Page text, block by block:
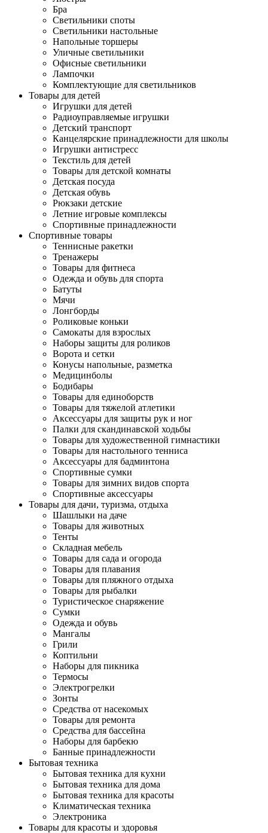
Бра
Светильники споты
Светильники настольные
Напольные торшеры
Уличные светильники
Офисные светильники
Лампочки
Комплектующие для светильников
Товары для детей
Игрушки для детей
Радиоуправляемые игрушки
Детский транспорт
Канцелярские принадлежности для школы
Игрушки антистресс
Текстиль для детей
Товары для детской комнаты
Детская посуда
Детская обувь
Рюкзаки детские
Летние игровые комплексы
Спортивные принадлежности
Спортивные товары
Теннисные ракетки
Тренажеры
Товары для фитнеса
Одежда и обувь для спорта
Батуты
Мячи
Лонгборды
Роликовые коньки
Самокаты для взрослых
Наборы защиты для роликов
Ворота и сетки
Конусы напольные, разметка
Медицинболы
Бодибары
Товары для единоборств
Товары для тяжелой атлетики
Аксессуары для защиты рук и ног
Палки для скандинавской ходьбы
Товары для художественной гимнастики
Товары для настольного тенниса
Аксессуары для бадминтона
Спортивные сумки
Товары для зимних видов спорта
Спортивные аксессуары
Товары для дачи, туризма, отдыха
Шашлыки на даче
Товары для животных
Тенты
Складная мебель
Товары для сада и огорода
Товары для плавания
Товары для пляжного отдыха
Товары для рыбалки
Туристическое снаряжение
Сумки
Одежда и обувь
Мангалы
Грили
Коптильни
Наборы для пикника
Термосы
Электрогрелки
Зонты
Средства от насекомых
Товары для ремонта
Средства для бассейна
Наборы для барбекю
Банные принадлежности
Бытовая техника
Бытовая техника для кухни
Бытовая техника для дома
Бытовая техника для красоты
Климатическая техника
Электроника
Товары для красоты и здоровья